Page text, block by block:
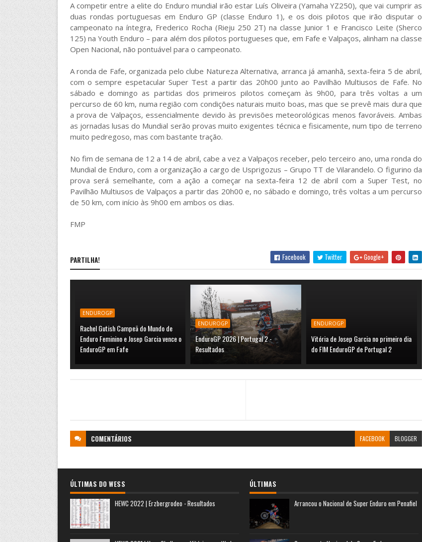
A competir entre a elite do Enduro mundial irão estar Luís Oliveira (Yamaha YZ250), que vai cumprir as
duas rondas portuguesas em Enduro GP (classe Enduro 1), e os dois pilotos que irão disputar o
campeonato na íntegra, Frederico Rocha (Rieju 250 2T) na classe Junior 1 e Francisco Leite (Sherco
125) na Youth Enduro – para além dos pilotos portugueses que, em Fafe e Valpaços, alinham na classe
Open Nacional, não pontuável para o campeonato.
A ronda de Fafe, organizada pelo clube Natureza Alternativa, arranca já amanhã, sexta-feira 5 de abril,
com o sempre espetacular Super Test a partir das 20h00 junto ao Pavilhão Multiusos de Fafe. No
sábado e domingo as partidas dos primeiros pilotos começam às 9h00, para três voltas a um
percurso de 60 km, numa região com condições naturais muito boas, mas que se prevê mais dura que
a prova de Valpaços, essencialmente devido às previsões meteorológicas menos favoráveis. Ambas
as jornadas lusas do Mundial serão provas muito exigentes técnica e fisicamente, num tipo de terreno
muito pedregoso, mas com bastante tração.
No fim de semana de 12 a 14 de abril, cabe a vez a Valpaços receber, pelo terceiro ano, uma ronda do
Mundial de Enduro, com a organização a cargo de Usprigozus – Grupo TT de Vilarandelo. O figurino da
prova será semelhante, com a ação a começar na sexta-feira 12 de abril com a Super Test, no
Pavilhão Multiusos de Valpaços a partir das 20h00 e, no sábado e domingo, três voltas a um percurso
de 50 km, com início às 9h00 em ambos os dias.
FMP
PARTILHA! Facebook Twitter Google+
ENDUROGP
Rachel Gutish Campeã do Mundo de
Enduro Feminino e Josep Garcia vence o
EnduroGP em Fafe
ENDUROGP
EnduroGP 2026 | Portugal 2 -
Resultados
ENDUROGP
Vitória de Josep Garcia no primeiro dia
do FIM EnduroGP de Portugal 2
COMENTÁRIOS FACEBOOK BLOGGER
ÚLTIMAS DO WESS
HEWC 2022 | Erzbergrodeo - Resultados
ÚLTIMAS
Arrancou o Nacional de Super Enduro em Penafiel